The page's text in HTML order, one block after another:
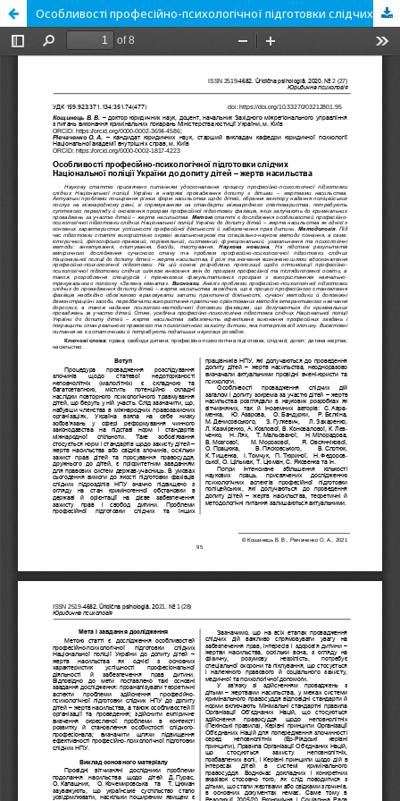
Особливості професійно-психологічної підготовки слідчих Національної поліції України до допиту дітей – жертв насильства